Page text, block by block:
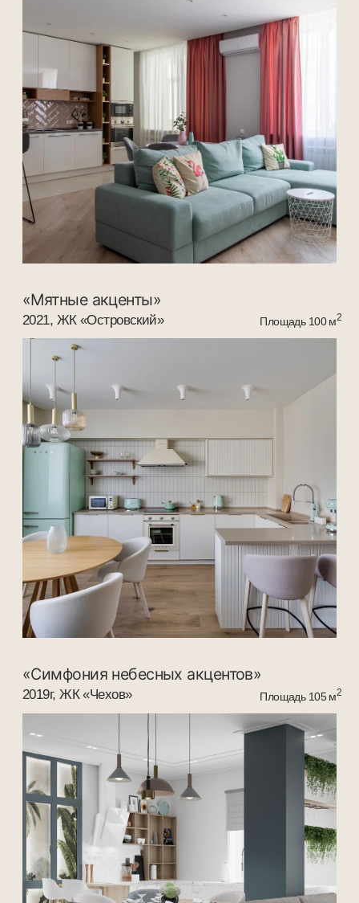
Заполните простую форму и мы
свяжемся с вами в ближайшее время,
чтобы помочь в выборе подходящих
решений для вашего интерьера.
Нажимая кнопку «Отправить» вы соглашаетесь с политикой
конфиденциальности
+7
Узнать стоимость проекта
deremyan
interiors
+7 928 229 0440
leksadesign@mail.ru